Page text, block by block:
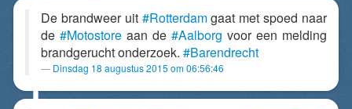
De brandweer uit #Rotterdamgaat met spoed naar
de #Motostore aan de #Aalborg voor een melding
brandgerucht onderzoek. #Barendrecht
Dinsdag 18 augustus 2015 om 06:56:46